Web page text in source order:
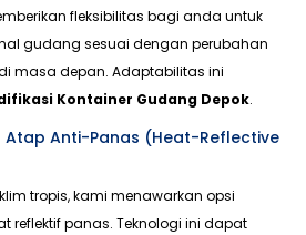
fleksibilitas bagi anda untuk
gudang sesuai dengan perubahan
masa depan. Adaptabilitas ini
Kontainer Gudang Depok.
Atap Anti-Panas (Heat-Reflective
tropis, kami menawarkan opsi
reflektif panas. Teknologi ini dapat